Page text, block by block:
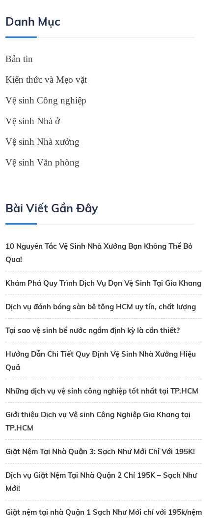
Danh Mục
Bản tin
Kiến thức và Mẹo vặt
Vệ sinh Công nghiệp
Vệ sinh Nhà ở
Vệ sinh Nhà xưởng
Vệ sinh Văn phòng
Bài Viết Gần Đây
10 Nguyên Tắc Vệ Sinh Nhà Xưởng Bạn Không Thể Bỏ
Qua!
Khám Phá Quy Trình Dịch Vụ Dọn Vệ Sinh Tại Gia Khang
Dịch vụ đánh bóng sàn bê tông HCM uy tín, chất lượng
Tại sao vệ sinh bể nước ngầm định kỳ là cần thiết?
Hướng Dẫn Chi Tiết Quy Định Vệ Sinh Nhà Xưởng Hiệu
Quả
Những dịch vụ vệ sinh công nghiệp tốt nhất tại TP.HCM
Giới thiệu Dịch vụ Vệ sinh Công Nghiệp Gia Khang tại
TP.HCM
Giặt Nệm Tại Nhà Quận 3: Sạch Như Mới Chỉ Với 195K!
Dịch vụ Giặt Nệm Tại Nhà Quận 2 Chỉ 195K – Sạch Như
Mới!
Giặt nệm tại nhà Quận 1 Sạch Như Mới chỉ với 195k/nệm